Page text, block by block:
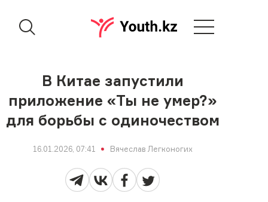
В Китае запустили
приложение «Ты не умер?»
для борьбы с одиночеством
16.01.2026, 07:41 Вячеслав Легконогих